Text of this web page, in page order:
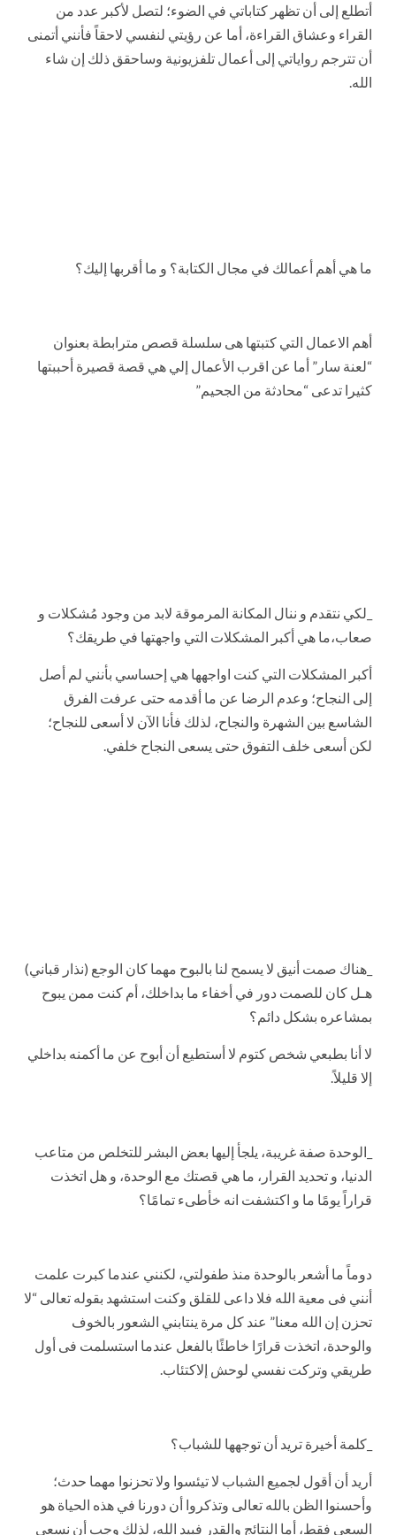
أتطلع إلى أن تظهر كتاباتي في الضوء؛ لتصل لأكبر عدد من
القراء وعشاق القراءة، أما عن رؤيتي لنفسي لاحقاً فأنني أتمنى
أن تترجم رواياتي إلى أعمال تلفزيونية وساحقق ذلك إن شاء
الله.
ما هي أهم أعمالك في مجال الكتابة؟ و ما أقربها إليك؟
أهم الاعمال التي كتبتها هى سلسلة قصص مترابطة بعنوان
“لعنة سار” أما عن اقرب الأعمال إلي هي قصة قصيرة أحببتها
كثيرا تدعى “محادثة من الجحيم”
_لكي نتقدم و ننال المكانة المرموقة لابد من وجود مُشكلات و
صعاب،ما هي أكبر المشكلات التي واجهتها في طريقك؟
أكبر المشكلات التي كنت اواجهها هي إحساسي بأنني لم أصل
إلى النجاح؛ وعدم الرضا عن ما أقدمه حتى عرفت الفرق
الشاسع بين الشهرة والنجاح، لذلك فأنا الآن لا أسعى للنجاح؛
لكن أسعى خلف التفوق حتى يسعى النجاح خلفي.
_هناك صمت أنيق لا يسمح لنا بالبوح مهما كان الوجع (نذار قباني)
هـل كان للصمت دور في أخفاء ما بداخلك، أم كنت ممن يبوح
بمشاعره بشكل دائم؟
لا أنا بطبعي شخص كتوم لا أستطيع أن أبوح عن ما أكمنه بداخلي
إلا قليلاً.
_الوحدة صفة غريبة، يلجأ إليها بعض البشر للتخلص من متاعب
الدنيا، و تحديد القرار، ما هي قصتك مع الوحدة، و هل اتخذت
قراراً يومًا ما و اكتشفت انه خأطىء تمامًا؟
دوماً ما أشعر بالوحدة منذ طفولتي، لكنني عندما كبرت علمت
أنني فى معية الله فلا داعى للقلق وكنت استشهد بقوله تعالى “لا
تحزن إن الله معنا” عند كل مرة ينتابني الشعور بالخوف
والوحدة، اتخذت قرارًا خاطئًا بالفعل عندما استسلمت فى أول
طريقي وتركت نفسي لوحش إلاكتئاب.
_كلمة أخيرة تريد أن توجهها للشباب؟
أريد أن أقول لجميع الشباب لا تيئسوا ولا تحزنوا مهما حدث؛
وأحسنوا الظن بالله تعالى وتذكروا أن دورنا في هذه الحياة هو
السعي فقط، أما النتائج والقدر فبيد الله، لذلك وجب أن نسعى